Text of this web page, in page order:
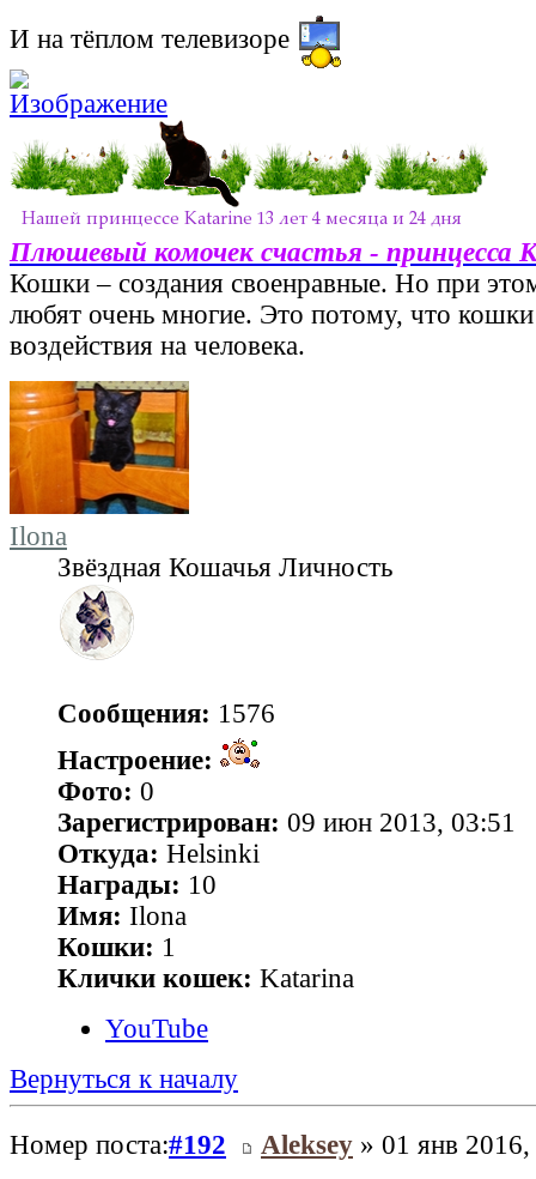
И на тёплом телевизоре
Плюшевый комочек счастья - принцесса
Кошки – создания своенравные. Но при
любят очень многие. Это потому, что кошки
воздействия на человека.
Ilona
Звёздная Кошачья Личность
Сообщения: 1576
Настроение:
Фото: 0
Зарегистрирован: 09 июн 2013, 03:51
Откуда: Helsinki
Награды: 10
Имя: Ilona
Кошки: 1
Клички кошек: Katarina
YouTube
Вернуться к началу
Номер поста:#192 Aleksey » 01 янв